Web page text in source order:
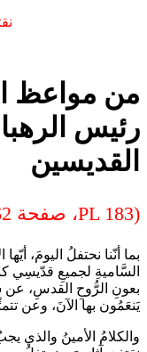
من مواعظ
رئيس
القديسين
(PL 183، صفحة 462 وما يليه)
بما أنّنا نحتفلُ اليومَ،
السَّاميةِ لجميعِ قدّيسِي
بعونِ الرُّوحِ القدسِ، عن
يَنعَمُون بها الآنَ، وعن
والكلامُ الأمينُ والذي